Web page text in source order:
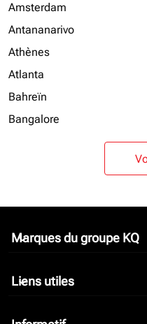
Amsterdam
Antananarivo
Athènes
Atlanta
Bahreïn
Bangalore
Marques du groupe KQ
keyboard_arrow_down
Liens utiles
keyboard_arrow_down